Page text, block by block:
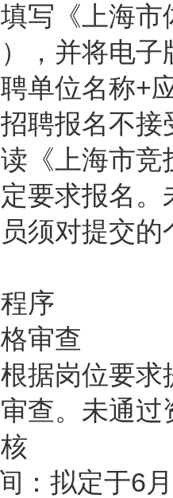
《上海市
，并将电
单位名称+
报名不接
《上海市
要求报名
须对提交
序
审查
岗位要求
查。未通
拟定于6月